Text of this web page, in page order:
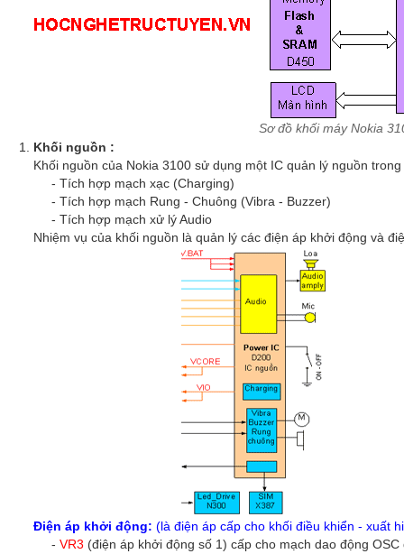
Sơ đồ khối máy Nokia
Khối nguồn :
Khối nguồn của Nokia 3100 sử dụng một IC quản lý nguồn
- Tích hợp mạch xạc (Charging)
- Tích hợp mạch Rung - Chuông (Vibra - Buzzer)
- Tích hợp mạch xử lý Audio
Nhiệm vụ của khối nguồn là quản lý các điện áp khởi động và
Điện áp khởi động: (là điện áp cấp cho khối điều khiển - xuất
- VR3 (điện áp khởi động số 1) cấp cho mạch dao động